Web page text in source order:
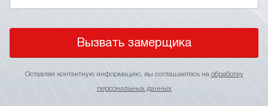
Вызвать замерщика
Оставляя контактную информацию, вы соглашаетесь на обработку
персональных данных